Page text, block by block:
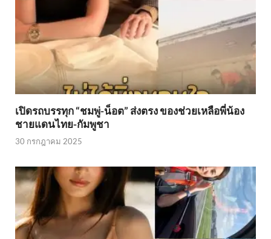
เปิดรถบรรทุก “ชมพู่-น็อต” ส่งตรง ของช่วยเหลือพี่น้อง
ชายแดนไทย-กัมพูชา
30 กรกฎาคม 2025